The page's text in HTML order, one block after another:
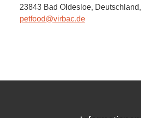
23843 Bad Oldesloe, Deutschland,
petfood@virbac.de